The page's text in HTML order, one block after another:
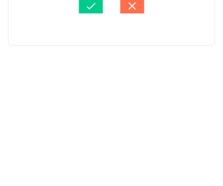
stages/gradeschool/nutrition/Pages/Vitamin-